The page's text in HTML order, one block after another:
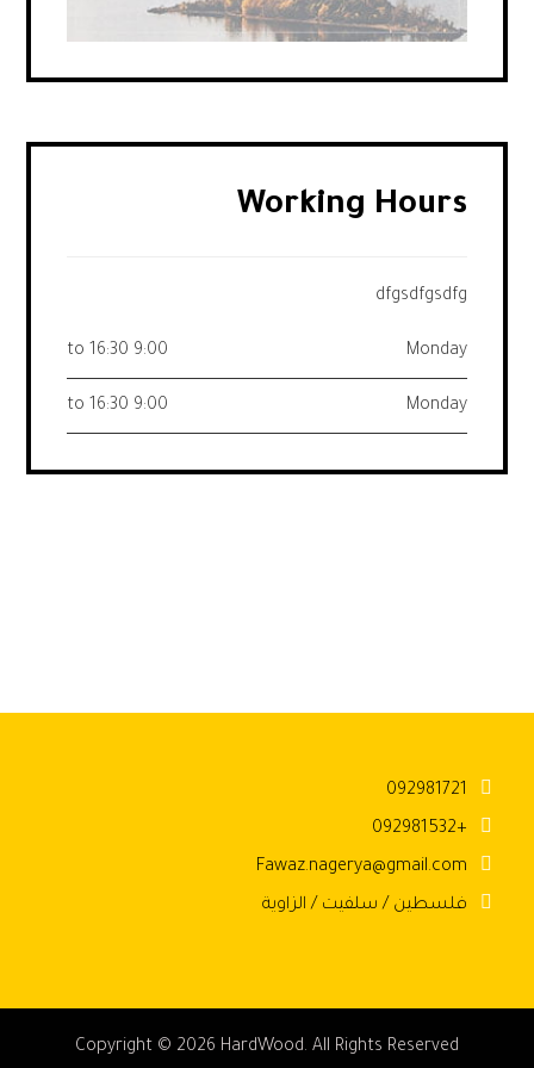
Working Hours
dfgsdfgsdfg
Monday
9:00 to 16:30
Monday
9:00 to 16:30
092981721
+092981532
Fawaz.nagerya@gmail.com
فلسطين / سلفيت / الزاوية
Copyright © 2026 HardWood. All Rights Reserved